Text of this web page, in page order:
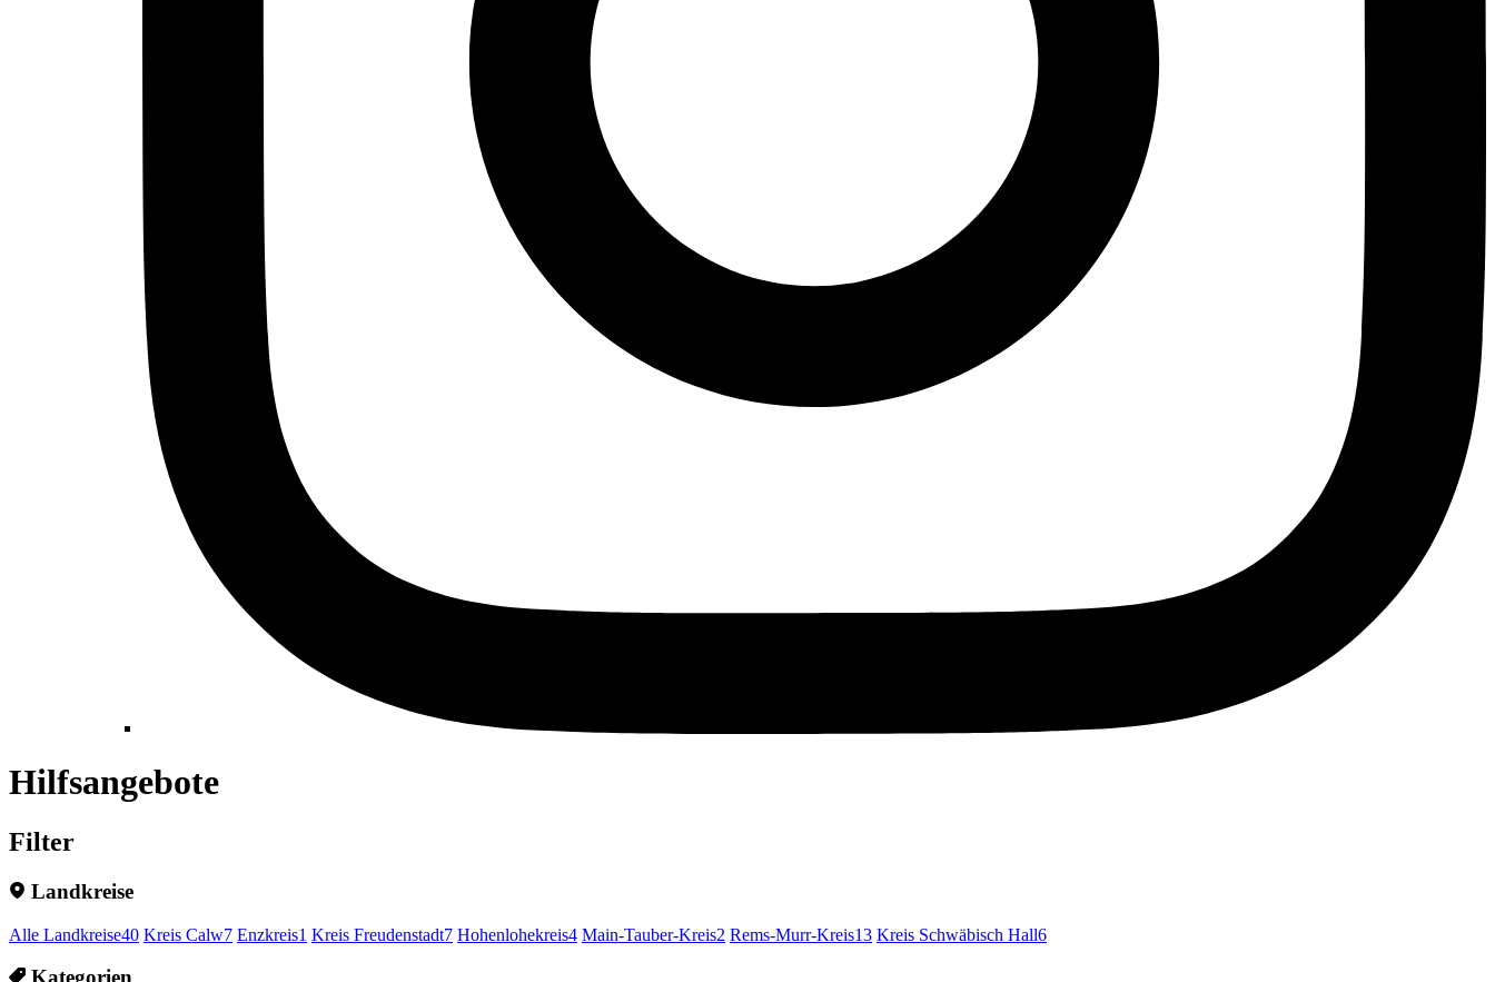
Hilfsangebote
Filter
Landkreise
Alle Landkreise40 Kreis Calw7 Enzkreis1 Kreis Freudenstadt7 Hohenlohekreis4 Main-Tauber-Kreis2 Rems-Murr-Kreis13 Kreis Schwäbisch Hall6
Kategorien